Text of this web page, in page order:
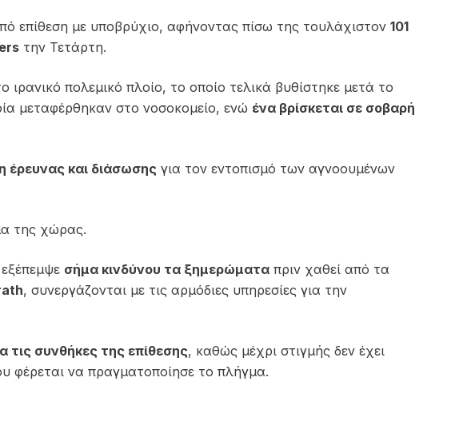
επίθεση με υποβρύχιο, αφήνοντας πίσω της τουλάχιστον 101
την Τετάρτη.
ιρανικό πολεμικό πλοίο, το οποίο τελικά βυθίστηκε μετά το
μεταφέρθηκαν στο νοσοκομείο, ενώ ένα βρίσκεται σε σοβαρή
έρευνας και διάσωσης για τον εντοπισμό των αγνοουμένων
της χώρας.
σήμα κινδύνου τα ξημερώματα πριν χαθεί από τα
, συνεργάζονται με τις αρμόδιες υπηρεσίες για την
τις συνθήκες της επίθεσης, καθώς μέχρι στιγμής δεν έχει
φέρεται να πραγματοποίησε το πλήγμα.